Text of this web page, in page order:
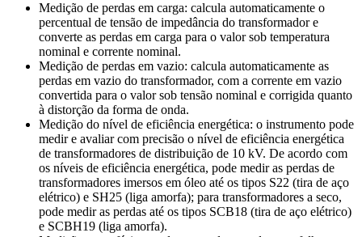
Medição de perdas em carga: calcula automaticamente o
percentual de tensão de impedância do transformador e
converte as perdas em carga para o valor sob temperatura
nominal e corrente nominal.
Medição de perdas em vazio: calcula automaticamente as
perdas em vazio do transformador, com a corrente em vazio
convertida para o valor sob tensão nominal e corrigida quanto
à distorção da forma de onda.
Medição do nível de eficiência energética: o instrumento pode
medir e avaliar com precisão o nível de eficiência energética
de transformadores de distribuição de 10 kV. De acordo com
os níveis de eficiência energética, pode medir as perdas de
transformadores imersos em óleo até os tipos S22 (tira de aço
elétrico) e SH25 (liga amorfa); para transformadores a seco,
pode medir as perdas até os tipos SCB18 (tira de aço elétrico)
e SCBH19 (liga amorfa).